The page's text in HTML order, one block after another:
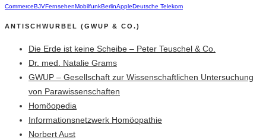
CommerceBJVFernsehenMobilfunkBerlinAppleDeutsche Telekom
ANTISCHWURBEL (GWUP & CO.)
Die Erde ist keine Scheibe – Peter Teuschel & Co.
Dr. med. Natalie Grams
GWUP – Gesellschaft zur Wissenschaftlichen Untersuchung
von Parawissenschaften
Homöopedia
Informationsnetzwerk Homöopathie
Norbert Aust